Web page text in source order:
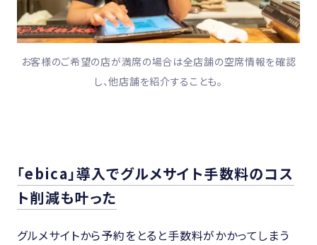
お客様のご希望の店が満席の場合は全店舗の空席情報を確認
し、他店舗を紹介することも。
「ebica」導入でグルメサイト手数料のコス
ト削減も叶った
グルメサイトから予約をとると手数料がかかってしまう